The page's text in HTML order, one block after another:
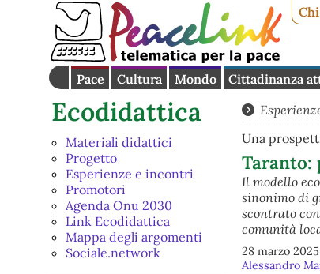
Pace Cultura Mondo Cittadinanza
Ecodidattica
Materiali didattici
Progetto
Esperienze e incontri
Promotori
Agenda Onu 2030
Link Ecodidattica
Mappa degli argomenti
Sociale.network
Una
Taranto:
Il modello
sinonimo di
scontrato
comunità
28 marzo 2025
Alessandro